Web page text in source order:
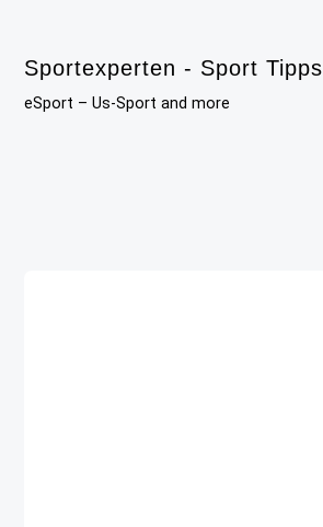
content
Sportexperten - Sport Tipps
eSport – Us-Sport and more